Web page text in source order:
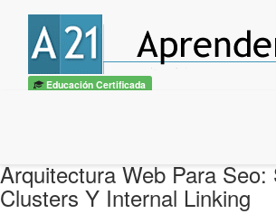
Educación Certificada
Arquitectura Web Para Seo:
Clusters Y Internal Linking